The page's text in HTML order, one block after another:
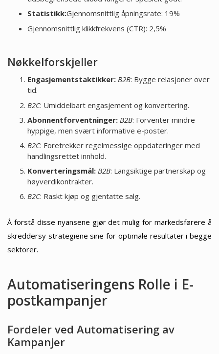
Statistikk:Gjennomsnittlig åpningsrate: 19%
Gjennomsnittlig klikkfrekvens (CTR): 2,5%
Nøkkelforskjeller
Engasjementstaktikker: B2B: Bygge relasjoner over
tid.
B2C: Umiddelbart engasjement og konvertering.
Abonnentforventninger: B2B: Forventer mindre
hyppige, men svært informative e-poster.
B2C: Foretrekker regelmessige oppdateringer med
handlingsrettet innhold.
Konverteringsmål: B2B: Langsiktige partnerskap og
høyverdikontrakter.
B2C: Raskt kjøp og gjentatte salg.
Å forstå disse nyansene gjør det mulig for markedsførere å
skreddersy strategiene sine for optimale resultater i begge
sektorer.
Automatiseringens Rolle i E-
postkampanjer
Fordeler ved Automatisering av
Kampanjer